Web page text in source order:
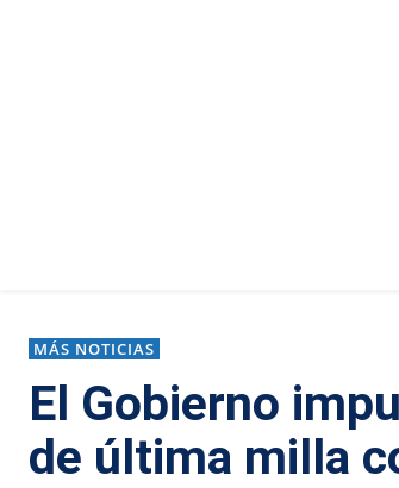
MÁS NOTICIAS
El Gobierno
de última milla